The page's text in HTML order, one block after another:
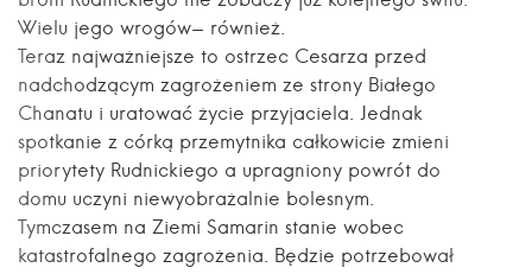
Wielu jego wrogów- również.
Teraz najważniejsze to ostrzec Cesarza przed
nadchodzącym zagrożeniem ze strony Białego
Chanatu i uratować życie przyjaciela. Jednak
spotkanie z córką przemytnika całkowicie zmieni
priorytety Rudnickiego a upragniony powrót do
domu uczyni niewyobrażalnie bolesnym.
Tymczasem na Ziemi Samarin stanie wobec
katastrofalnego zagrożenia. Będzie potrzebował